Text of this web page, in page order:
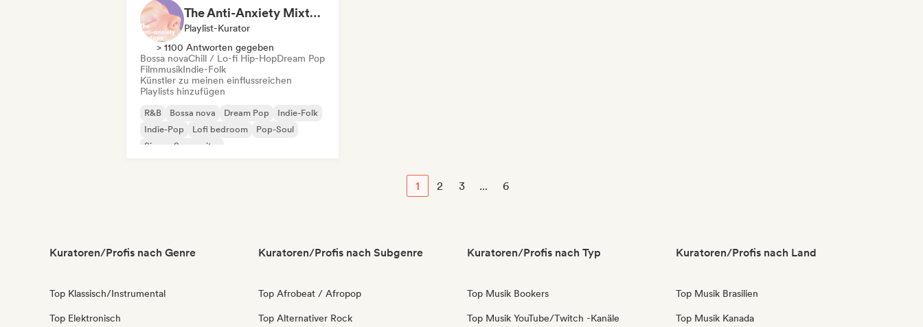
The Anti-Anxiety Mixtape
Playlist-Kurator
> 1100 Antworten gegeben
Bossa novaChill / Lo-fi Hip-HopDream Pop
FilmmusikIndie-Folk
Künstler zu meinen einflussreichen
Playlists hinzufügen
R&B Bossa nova Dream Pop
Indie-Folk
Indie-Pop
Lofi bedroom
Pop-Soul
Singer-Songwriter
1 2 3 ... 6
Kuratoren/Profis nach Genre
Top Klassisch/Instrumental
Top Elektronisch
Kuratoren/Profis nach Subgenre
Top Afrobeat / Afropop
Top Alternativer Rock
Kuratoren/Profis nach Typ
Top Musik Bookers
Top Musik YouTube/Twitch -Kanäle
Kuratoren/Profis nach Land
Top Musik Brasilien
Top Musik Kanada